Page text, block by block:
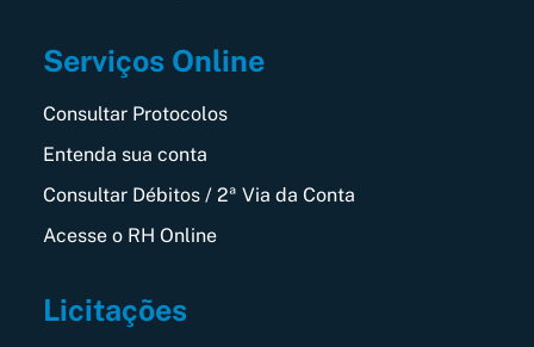
Serviços Online
Consultar Protocolos
Entenda sua conta
Consultar Débitos / 2ª Via da Conta
Acesse o RH Online
Licitações